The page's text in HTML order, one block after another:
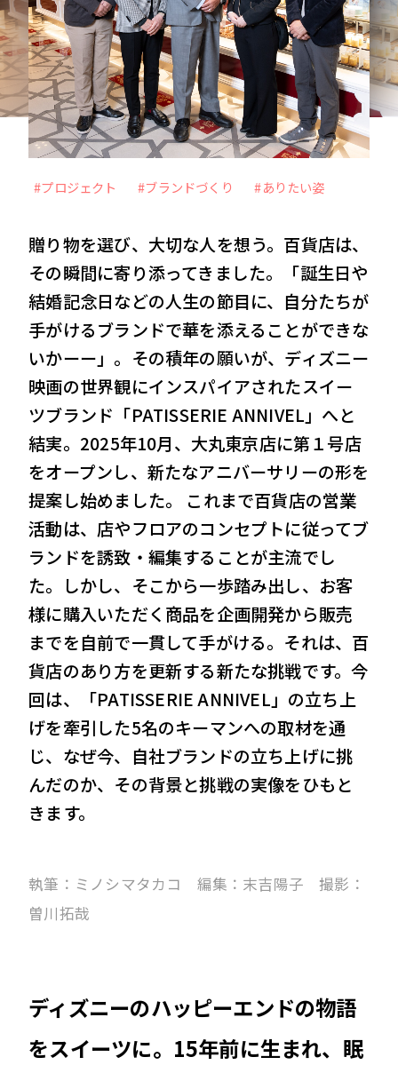
#メタバース #Web3時代 #DX
#外部の知見 #アナザーアドレス
#自分事 #サービス #新規事業
VIEW MORE
会社案内
IR情報
サステナビリティ
ニュース＆トピックス
採用情報
お問い合わせ
#プロジェクト #ブランドづくり #ありたい姿
贈り物を選び、大切な人を想う。百貨店は、
その瞬間に寄り添ってきました。「誕生日や
結婚記念日などの人生の節目に、自分たちが
手がけるブランドで華を添えることができな
いかーー」。その積年の願いが、ディズニー
映画の世界観にインスパイアされたスイー
ツブランド「PATISSERIE ANNIVEL」へと
結実。2025年10月、大丸東京店に第１号店
をオープンし、新たなアニバーサリーの形を
提案し始めました。 これまで百貨店の営業
活動は、店やフロアのコンセプトに従ってブ
ランドを誘致・編集することが主流でし
た。しかし、そこから一歩踏み出し、お客
様に購入いただく商品を企画開発から販売
までを自前で一貫して手がける。それは、百
貨店のあり方を更新する新たな挑戦です。今
回は、「PATISSERIE ANNIVEL」の立ち上
げを牽引した5名のキーマンへの取材を通
じ、なぜ今、自社ブランドの立ち上げに挑
んだのか、その背景と挑戦の実像をひもと
きます。
執筆：ミノシマタカコ 編集：末吉陽子 撮影：
曽川拓哉
ディズニーのハッピーエンドの物語
をスイーツに。15年前に生まれ、眠